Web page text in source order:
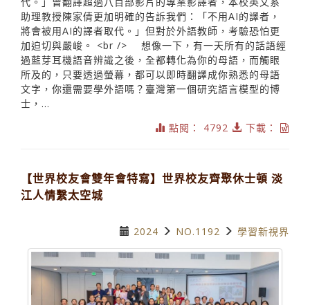
助理教授陳家倩更加明確的告訴我們：「不用AI的譯者，
將會被用AI的譯者取代。」但對於外語教師，考驗恐怕更
加迫切與嚴峻。 <br /> 想像一下，有一天所有的話語經
過藍芽耳機語音辨識之後，全都轉化為你的母語，而觸眼
所及的，只要透過螢幕，都可以即時翻譯成你熟悉的母語
文字，你還需要學外語嗎？臺灣第一個研究語言模型的博
士，...
點閱： 4792
下載：
【世界校友會雙年會特寫】世界校友齊聚休士頓 淡
江人情繫太空城
2024 NO.1192 學習新視界